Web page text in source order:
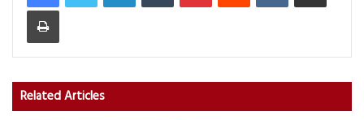
Print
Related Articles